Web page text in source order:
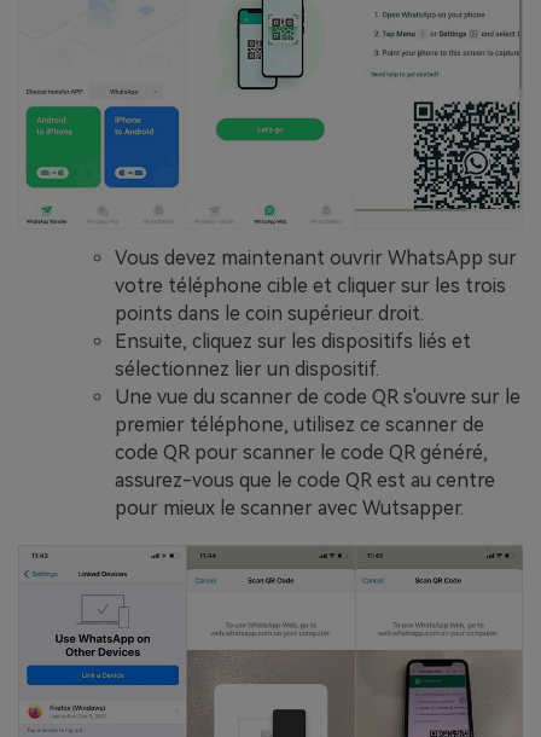
Vous devez maintenant ouvrir WhatsApp sur
votre téléphone cible et cliquer sur les trois
points dans le coin supérieur droit.
Ensuite, cliquez sur les dispositifs liés et
sélectionnez lier un dispositif.
Une vue du scanner de code QR s'ouvre sur le
premier téléphone, utilisez ce scanner de
code QR pour scanner le code QR généré,
assurez-vous que le code QR est au centre
pour mieux le scanner avec Wutsapper.